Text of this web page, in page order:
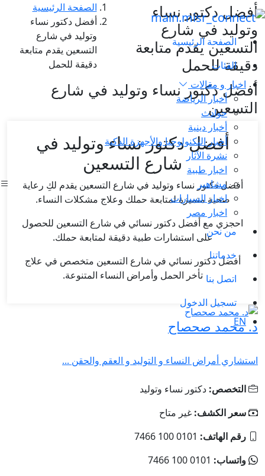
الصفحة الرئيسية
الفئات
اخبار و مقالات
أخبار الرياضة
حوادث
أخبار دينية
أخبار التكنولوجيا والأجهزة الذكية
نشرة الآثار
اخبار طبية
مشاهير
اخبار السيارات
اخبار مصر
من نحن
خدماتنا
اتصل بنا
تسجيل الدخول
EN
أفضل دكتور نساء
وتوليد في شارع
التسعين يقدم متابعة
دقيقة للحمل
الصفحة الرئيسية
أفضل دكتور نساء
وتوليد في شارع
التسعين يقدم متابعة
دقيقة للحمل
أفضل دكتور نساء وتوليد في شارع
التسعين
أفضل دكتور نساء وتوليد في
شارع التسعين
أفضل دكتور نساء وتوليد في شارع التسعين يقدم لكِ رعاية
صحية متميزة لمتابعة حملك وعلاج مشكلات النساء.
احجزي مع أفضل دكتور نسائي في شارع التسعين للحصول
على استشارات طبية دقيقة لمتابعة حملك.
أفضل دكتور نسائي في شارع التسعين متخصص في علاج
تأخر الحمل وأمراض النساء المتنوعة.
د. محمد صحصاح
استشاري أمراض النساء و التوليد و العقم والحقن ...
التخصص: دكتور نساء وتوليد
سعر الكشف: غير متاح
رقم الهاتف: 0101 100 7466
واتساب: 0101 100 7466